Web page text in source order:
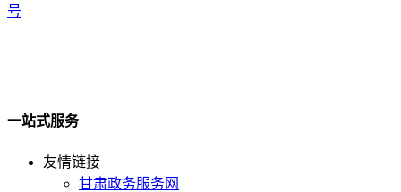
号
一站式服务
友情链接
甘肃政务服务网